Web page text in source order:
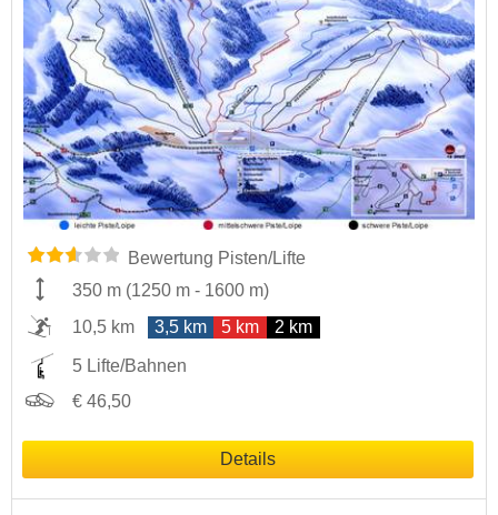
Bewertung Pisten/Lifte
350 m (1250 m - 1600 m)
10,5 km
3,5 km 5 km 2 km
5 Lifte/Bahnen
€ 46,50
Details